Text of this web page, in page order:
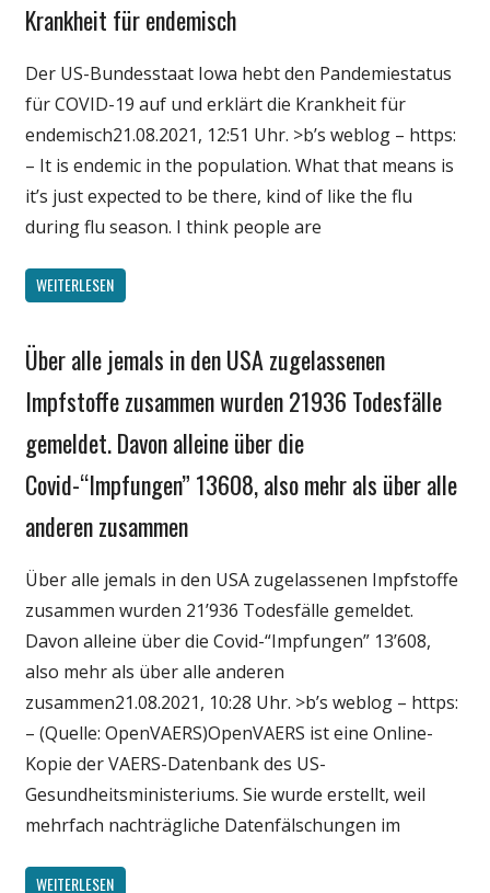
Wirtschaft
Wissenschaft
Krankheit für endemisch
Der US-Bundesstaat Iowa hebt den Pandemiestatus
für COVID-19 auf und erklärt die Krankheit für
endemisch21.08.2021, 12:51 Uhr. >b’s weblog – https:
– It is endemic in the population. What that means is
it’s just expected to be there, kind of like the flu
during flu season. I think people are
WEITERLESEN
Gesellschaft
Medien
Politik
Wirtschaft
Wissenschaft
Über alle jemals in den USA zugelassenen
Impfstoffe zusammen wurden 21936 Todesfälle
gemeldet. Davon alleine über die
Covid-“Impfungen” 13608, also mehr als über alle
anderen zusammen
Über alle jemals in den USA zugelassenen Impfstoffe
zusammen wurden 21’936 Todesfälle gemeldet.
Davon alleine über die Covid-“Impfungen” 13’608,
also mehr als über alle anderen
zusammen21.08.2021, 10:28 Uhr. >b’s weblog – https:
– (Quelle: OpenVAERS)OpenVAERS ist eine Online-
Kopie der VAERS-Datenbank des US-
Gesundheitsministeriums. Sie wurde erstellt, weil
mehrfach nachträgliche Datenfälschungen im
WEITERLESEN